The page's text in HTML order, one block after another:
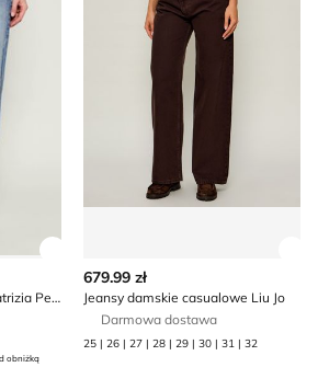
Jeansy damskie casual Patrizia Pepe
obniżką
679.99 zł
Jeansy damskie casualowe Liu Jo
Darmowa dostawa
25 | 26 | 27 | 28 | 29 | 30 | 31 | 32